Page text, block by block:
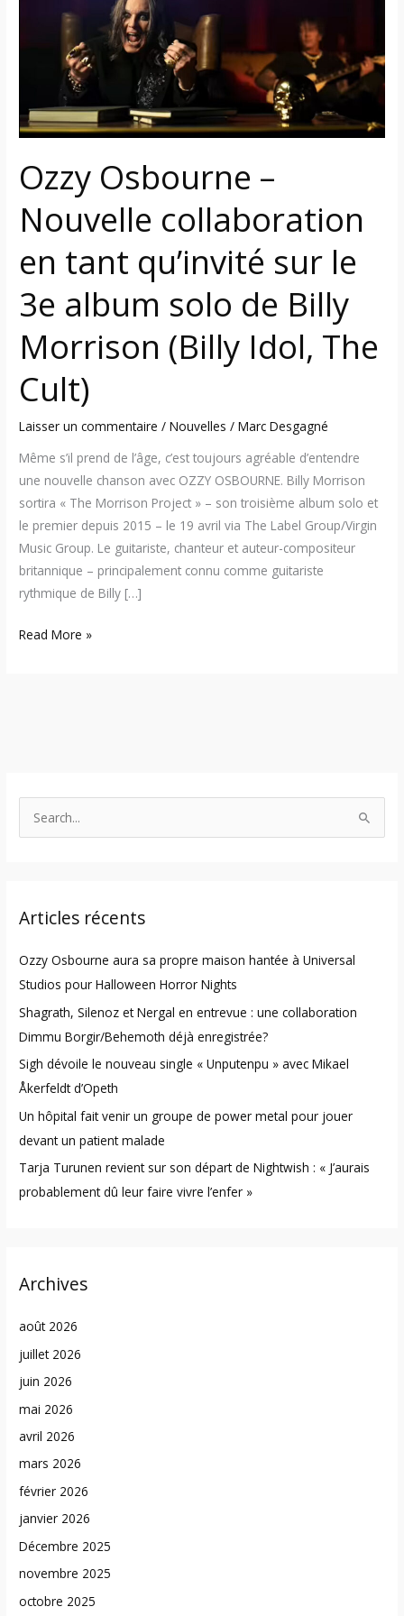
Ozzy Osbourne –
Nouvelle collaboration
en tant qu’invité sur le
3e album solo de Billy
Morrison (Billy Idol, The
Cult)
Laisser un commentaire /Nouvelles /Marc Desgagné
Même s’il prend de l’âge, c’est toujours agréable d’entendre
une nouvelle chanson avec OZZY OSBOURNE. Billy Morrison
sortira « The Morrison Project » – son troisième album solo et
le premier depuis 2015 – le 19 avril via The Label Group/Virgin
Music Group. Le guitariste, chanteur et auteur-compositeur
britannique – principalement connu comme guitariste
rythmique de Billy […]
collaboration
qu’invité
sur
le
3e
album
solo
de
Billy
Morrison
(Billy
Idol,
The
Read More »
c
f
o
r
:
Articles récents
Ozzy Osbourne aura sa propre maison hantée à Universal
Studios pour Halloween Horror Nights
Shagrath, Silenoz et Nergal en entrevue : une collaboration
Dimmu Borgir/Behemoth déjà enregistrée?
Sigh dévoile le nouveau single « Unputenpu » avec Mikael
Åkerfeldt d’Opeth
Un hôpital fait venir un groupe de power metal pour jouer
devant un patient malade
Tarja Turunen revient sur son départ de Nightwish : « J’aurais
probablement dû leur faire vivre l’enfer »
Archives
août 2026
juillet 2026
juin 2026
mai 2026
avril 2026
mars 2026
février 2026
janvier 2026
Décembre 2025
novembre 2025
octobre 2025